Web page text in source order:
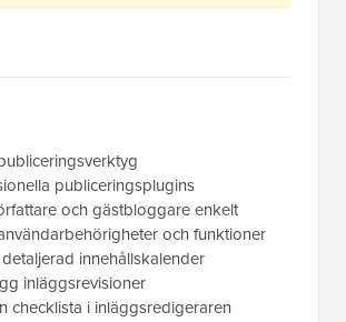
publiceringsplugins
och gästbloggare enkelt
och funktioner
innehållskalender
inläggsrevisioner
checklista i inläggsredigeraren